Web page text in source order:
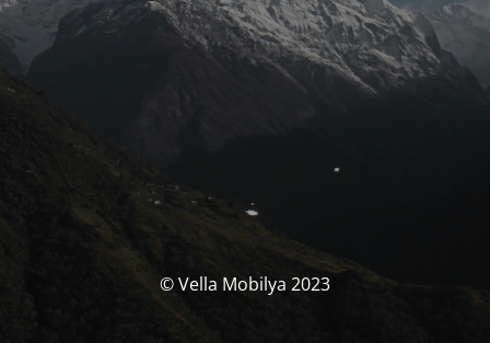
© Vella Mobilya 2023